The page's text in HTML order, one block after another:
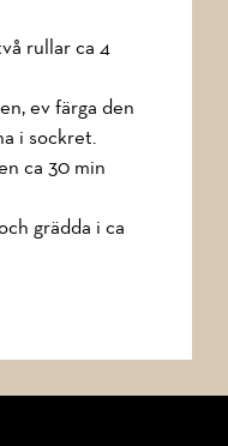
rullar ca 4
ev färga den
i sockret.
ca 30 min
grädda i ca